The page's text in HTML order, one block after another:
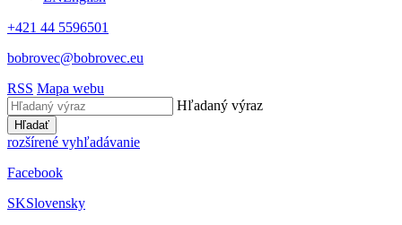
+421 44 5596501
bobrovec@bobrovec.eu
RSS Mapa webu
Hľadaný výraz
Hľadať
rozšírené vyhľadávanie
Facebook
SKSlovensky